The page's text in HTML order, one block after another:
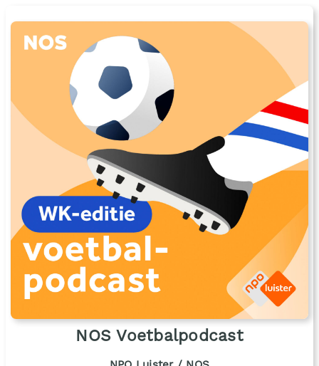
NOS Voetbalpodcast